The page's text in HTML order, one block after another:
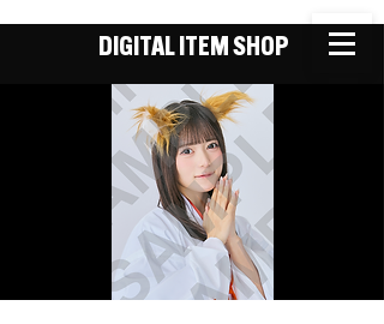
DIGITAL ITEM SHOP